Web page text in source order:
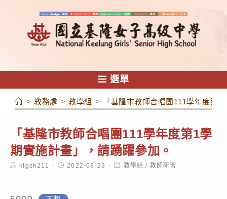
容
選單
> 教務處 > 教學組 > 「基隆市教師合唱團111學年度第
「基隆市教師合唱團111學年度第1學
期實施計畫」，請踴躍參加。
Postklgsh211
Post2022-08-23
Post教學組 / 教師研習